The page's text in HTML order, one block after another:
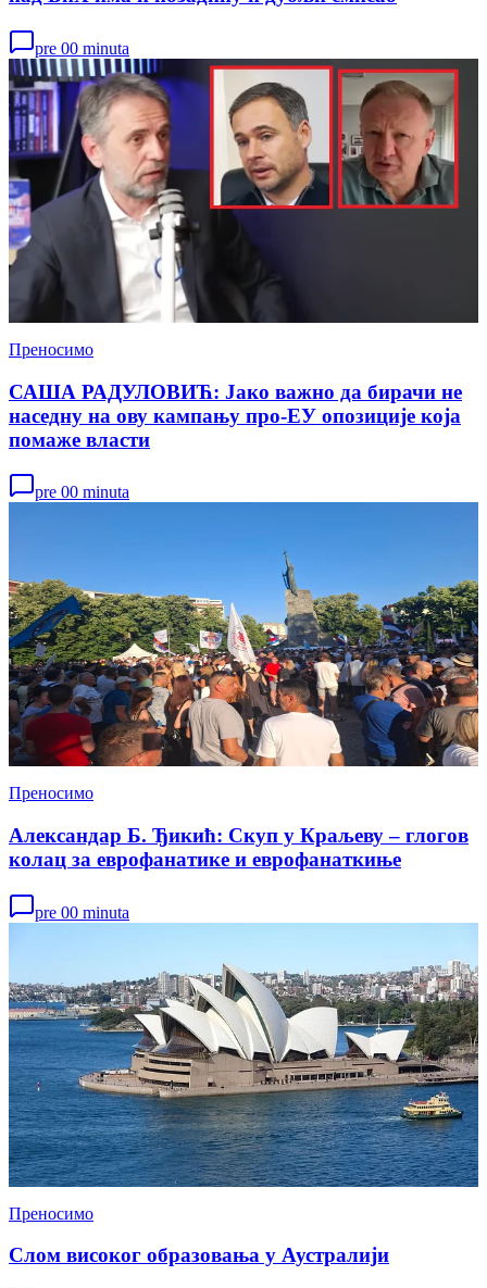
pre 00 minuta
Преносимо
САША РАДУЛОВИЋ: Јако важно да бирачи не
наседну на ову кампању про-ЕУ опозиције која
помаже власти
pre 00 minuta
Преносимо
Александар Б. Ђикић: Скуп у Краљеву – глогов
колац за еврофанатике и еврофанаткиње
pre 00 minuta
Преносимо
Слом високог образовања у Аустралији